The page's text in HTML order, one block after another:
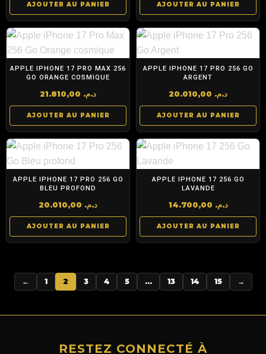
AJOUTER AU PANIER AJOUTER AU PANIER
APPLE IPHONE 17 PRO MAX 256
GO ORANGE COSMIQUE
د.م.
AJOUTER AU PANIER
APPLE IPHONE 17 PRO 256 GO
ARGENT
د.م.
AJOUTER AU PANIER
APPLE IPHONE 17 PRO 256 GO
BLEU PROFOND
د.م.
AJOUTER AU PANIER
APPLE IPHONE 17 256 GO
LAVANDE
د.م.
AJOUTER AU PANIER
← 1 2 3 4 5 … 13 14 15 →
RESTEZ CONNECTÉ À